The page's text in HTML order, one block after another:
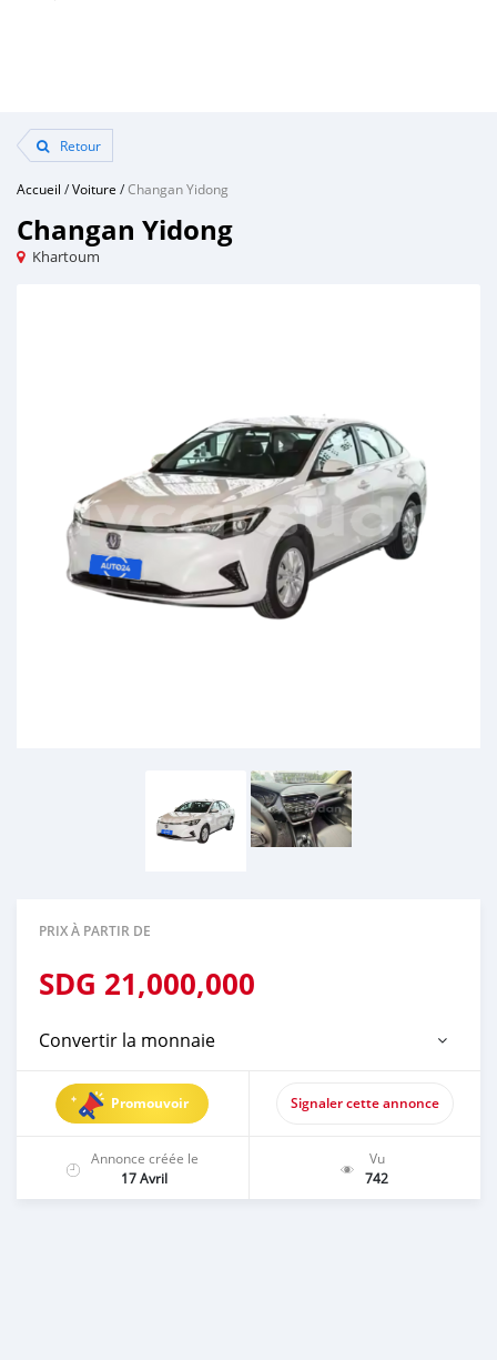
Retour
Accueil /Voiture /Changan Yidong
Changan Yidong
Khartoum
PRIX À PARTIR DE
SDG 21,000,000
Convertir la monnaie
Promouvoir Signaler cette annonce
Annonce créée le
17 Avril
Vu
742